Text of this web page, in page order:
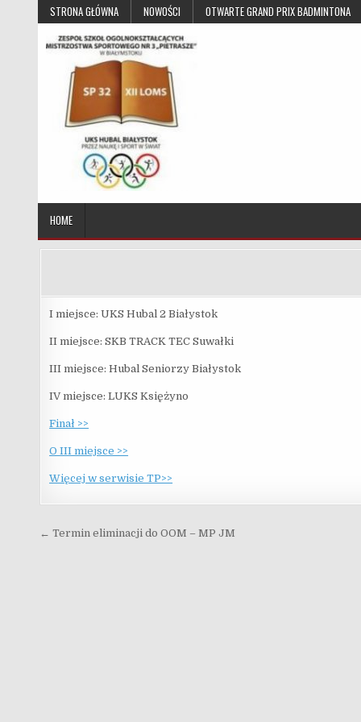
Skip to contentSTRONA GŁÓWNA NOWOŚCI OTWARTE GRAND PRIX BADMINTONA
UKS Hubal Białystok
HOME
I miejsce: UKS Hubal 2 Białystok
II miejsce: SKB TRACK TEC Suwałki
III miejsce: Hubal Seniorzy Białystok
IV miejsce: LUKS Księżyno
Finał >>
O III miejsce >>
Więcej w serwisie TP>>
Nawigacja wpisu
← Termin eliminacji do OOM – MP JM